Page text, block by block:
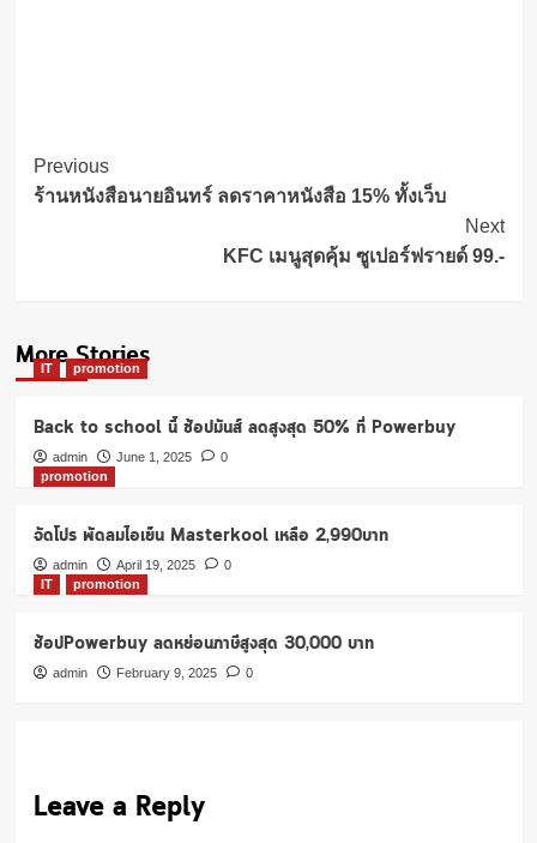
Post
Navigation
Previous
ร้านหนังสือนายอินทร์ ลดราคาหนังสือ 15% ทั้งเว็บ
Next
KFC เมนูสุดคุ้ม ซูเปอร์ฟรายด์ 99.-
More Stories
IT promotion
Back to school นี้ ช้อปมันส์ ลดสูงสุด 50% ที่ Powerbuy
admin June 1, 2025
0
promotion
จัดโปร พัดลมไอเย็น Masterkool เหลือ 2,990บาท
admin April 19, 2025
0
IT
promotion
ช้อปPowerbuy ลดหย่อนภาษีสูงสุด 30,000 บาท
admin February 9, 2025 0
Leave a Reply